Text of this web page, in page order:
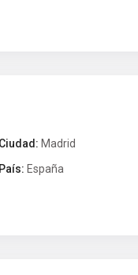
Ciudad: Madrid
País: España